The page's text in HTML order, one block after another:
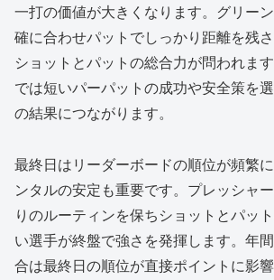
一打の価値が大きくなります。グリー
確に合わせパットでしっかり距離を残
ショットとパットの総合力が問われま
では短いパーパットの成功や安全策を
の結果につながります。
最終日はリーダーボードの順位が頻繁
ンタルの安定も重要です。プレッシャ
りのルーティンを保ちショットとパッ
い選手が終盤で強さを発揮します。年
合は最終日の順位が直接ポイントに影